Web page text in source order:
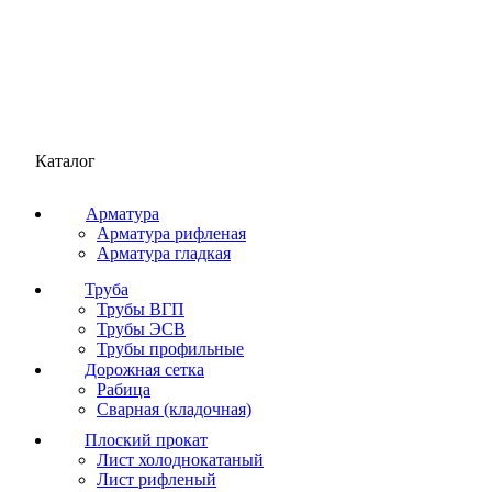
Каталог
Арматура
Арматура рифленая
Арматура гладкая
Труба
Трубы ВГП
Трубы ЭСВ
Трубы профильные
Дорожная сетка
Рабица
Сварная (кладочная)
Плоский прокат
Лист холоднокатаный
Лист рифленый